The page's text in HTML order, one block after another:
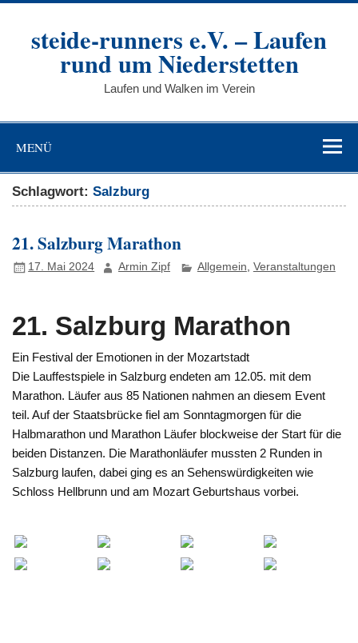
Zum
steide-runners e.V. – Laufen
rund um Niederstetten
Laufen und Walken im Verein
MENÜ
Schlagwort:Salzburg
21. Salzburg Marathon
17. Mai 2024 Armin Zipf Allgemein, Veranstaltungen
21. Salzburg Marathon
Ein Festival der Emotionen in der Mozartstadt
Die Lauffestspiele in Salzburg endeten am 12.05. mit dem
Marathon. Läufer aus 85 Nationen nahmen an diesem Event
teil. Auf der Staatsbrücke fiel am Sonntagmorgen für die
Halbmarathon und Marathon Läufer blockweise der Start für die
beiden Distanzen. Die Marathonläufer mussten 2 Runden in
Salzburg laufen, dabei ging es an Sehenswürdigkeiten wie
Schloss Hellbrunn und am Mozart Geburtshaus vorbei.